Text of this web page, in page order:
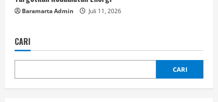
Baramarta Admin Juli 11, 2026
CARI
CARI